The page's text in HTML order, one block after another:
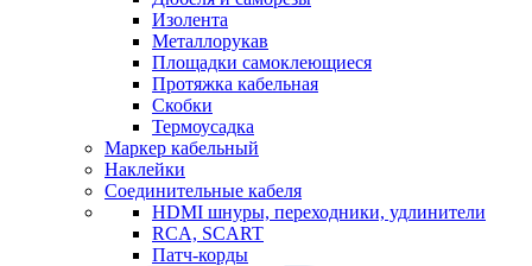
Изолента
Металлорукав
Площадки самоклеющиеся
Протяжка кабельная
Скобки
Термоусадка
Маркер кабельный
Наклейки
Соединительные кабеля
HDMI шнуры, переходники, удлинители
RCA, SCART
Патч-корды